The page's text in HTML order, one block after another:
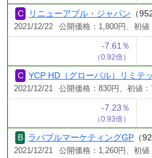
リニューアブル・ジャパン （
2021/12/22 公開価格：1,800円、初値
-7.61％
（0.92倍）
YCP HD（グローバル）リミテ
2021/12/21 公開価格：830円、初値：
-7.23％
（0.93倍）
ラバブルマーケティングGP （
2021/12/21 公開価格：1,260円、初値